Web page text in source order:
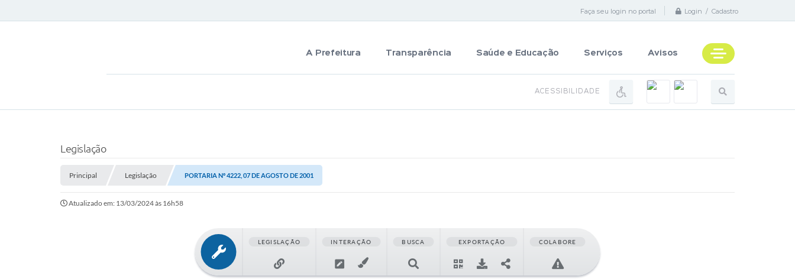
Faça seu login no portal Login / Cadastro
A Prefeitura Transparência Saúde e Educação Serviços Avisos
ACESSIBILIDADE
Legislação
Principal Legislação PORTARIA Nº 4222, 07 DE AGOSTO DE 2001
Atualizado em: 13/03/2024 às 16h58
LEGISLAÇÃO INTERAÇÃO BUSCA EXPORTAÇÃO COLABORE